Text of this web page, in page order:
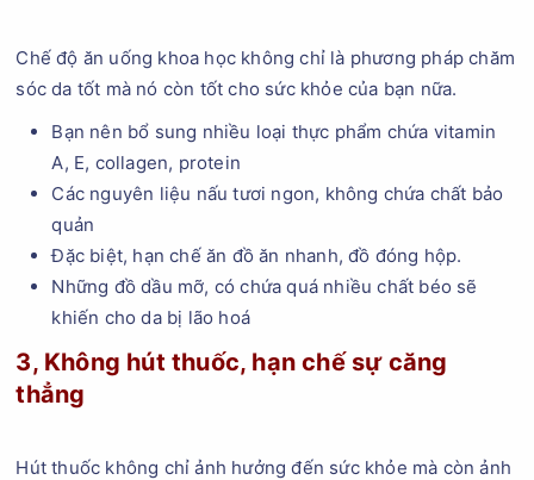
Chế độ ăn uống khoa học không chỉ là phương pháp chăm
sóc da tốt mà nó còn tốt cho sức khỏe của bạn nữa.
Bạn nên bổ sung nhiều loại thực phẩm chứa vitamin
A, E, collagen, protein
Các nguyên liệu nấu tươi ngon, không chứa chất bảo
quản
Đặc biệt, hạn chế ăn đồ ăn nhanh, đồ đóng hộp.
Những đồ dầu mỡ, có chứa quá nhiều chất béo sẽ
khiến cho da bị lão hoá
3, Không hút thuốc, hạn chế sự căng
thẳng
Hút thuốc không chỉ ảnh hưởng đến sức khỏe mà còn ảnh